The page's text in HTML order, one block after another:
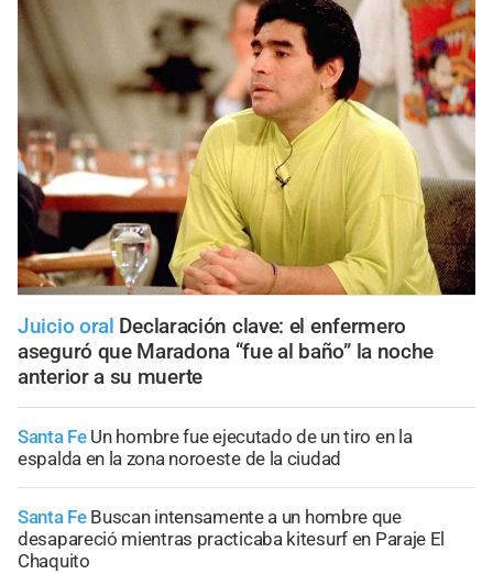
Juicio oral Declaración clave: el enfermero
aseguró que Maradona “fue al baño” la noche
anterior a su muerte
Santa Fe Un hombre fue ejecutado de un tiro en la
espalda en la zona noroeste de la ciudad
Santa Fe Buscan intensamente a un hombre que
desapareció mientras practicaba kitesurf en Paraje El
Chaquito